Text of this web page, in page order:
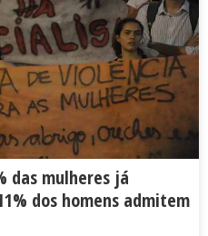
das mulheres já
dos homens admitem